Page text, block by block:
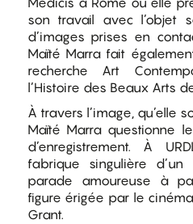
son travail avec l’objet
d’images prises en
Maïté Marra fait
recherche Art
l’Histoire des Beaux Arts
À travers l’image, qu’elle
Maïté Marra questionne
d’enregistrement. À
fabrique singulière
parade amoureuse à
figure érigée par le
Grant.